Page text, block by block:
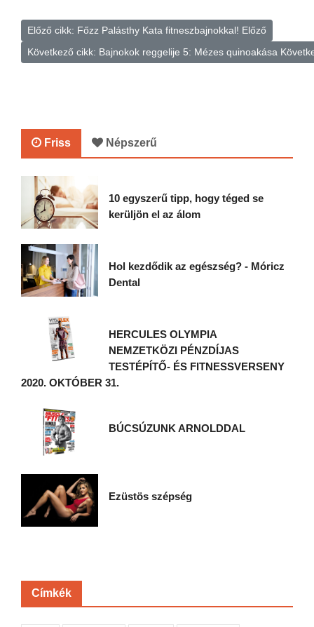
Előző cikk: Főzz Palásthy Kata fitneszbajnokkal! Előző
Következő cikk: Bajnokok reggelije 5: Mézes quinoakása
Friss Népszerű
10 egyszerű tipp, hogy téged se
kerüljön el az álom
Hol kezdődik az egészség? - Móricz
Dental
HERCULES OLYMPIA
NEMZETKÖZI PÉNZDÍJAS
TESTÉPÍTŐ- ÉS FITNESSVERSENY
2020. OKTÓBER 31.
BÚCSÚZUNK ARNOLDDAL
Ezüstös szépség
Címkék